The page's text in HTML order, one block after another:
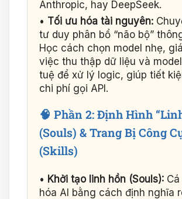
Anthropic, hay DeepSeek.
• Tối ưu hóa tài nguyên:
tư duy phân bổ “não bộ”
Học cách chọn model nhẹ,
việc thu thập dữ liệu và
tuệ để xử lý logic, giúp tiết
chi phí gọi API.
🧠 Phần 2: Định Hình
(Souls) & Trang Bị Công
(Skills)
• Khởi tạo linh hồn (Souls):
hóa AI bằng cách định nghĩa